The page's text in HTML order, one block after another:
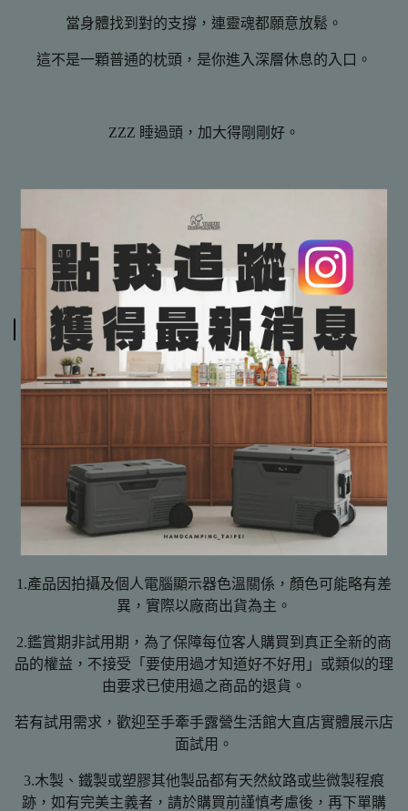
當身體找到對的支撐，連靈魂都願意放鬆。
這不是一顆普通的枕頭，是你進入深層休息的入口。
ZZZ 睡過頭，加大得剛剛好。
規格說明
✔有專業搭建教學，保證教到會
📌由於實體門市與網路商店同時販售
📌請務必詢問有無現貨再下標哦，非常感謝
1.產品因拍攝及個人電腦顯示器色溫關係，顏色可能略有差
異，實際以廠商出貨為主。
2.鑑賞期非試用期，為了保障每位客人購買到真正全新的商
品的權益，不接受「要使用過才知道好不好用」或類似的理
由要求已使用過之商品的退貨。
若有試用需求，歡迎至手牽手露營生活館大直店實體展示店
面試用。
3.木製、鐵製或塑膠其他製品都有天然紋路或些微製程痕
跡，如有完美主義者，請於購買前謹慎考慮後，再下單購